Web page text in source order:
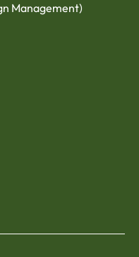
Management)